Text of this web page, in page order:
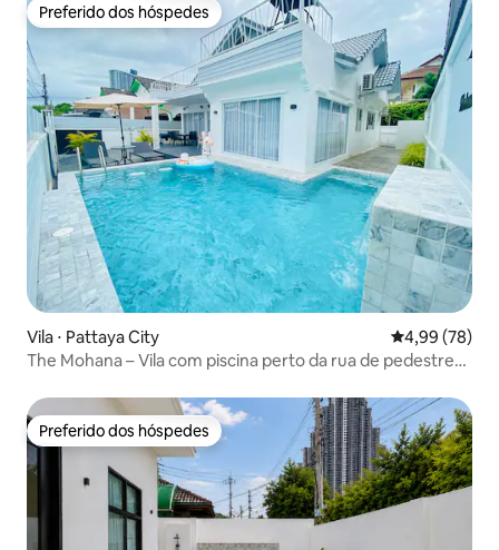
Preferido dos hóspedes
Preferido dos hóspedes
Vila ⋅ Pattaya City 4,99 de uma
4,99 (78)
The Mohana – Vila com piscina perto da rua de pedestres
Preferido dos hóspedes
Preferido dos hóspedes